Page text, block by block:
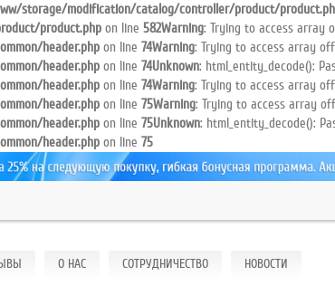
storage/modification/catalog/controller/product/
product.php on line 582Warning: Trying to access array
header.php on line 74Warning: Trying to access array
header.php on line 74Unknown: html_entity_decode():
header.php on line 74Warning: Trying to access array
header.php on line 75Warning: Trying to access array
header.php on line 75Unknown: html_entity_decode():
header.php on line 75
О НАС СОТРУДНИЧЕСТВО НОВОСТИ